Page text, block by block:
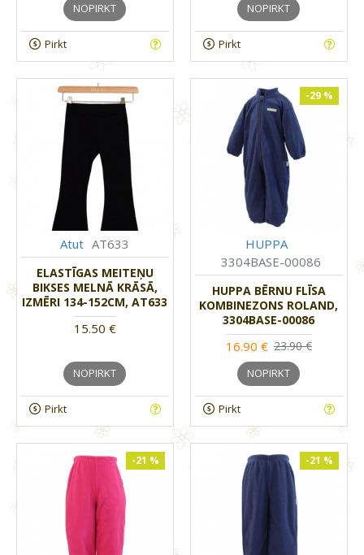
NOPIRKT
Pirkt
NOPIRKT
Pirkt
Atut AT633
ELASTĪGAS MEITEŅU
BIKSES MELNĀ KRĀSĀ,
IZMĒRI 134-152CM, AT633
15.50 €
NOPIRKT
Pirkt
-29 %
HUPPA
3304BASE-00086
HUPPA BĒRNU FLĪSA
KOMBINEZONS ROLAND,
3304BASE-00086
16.90 € 23.90 €
NOPIRKT
Pirkt
-21 % -21 %